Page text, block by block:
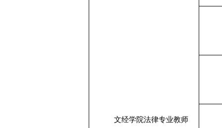
文经学院法律专业教师